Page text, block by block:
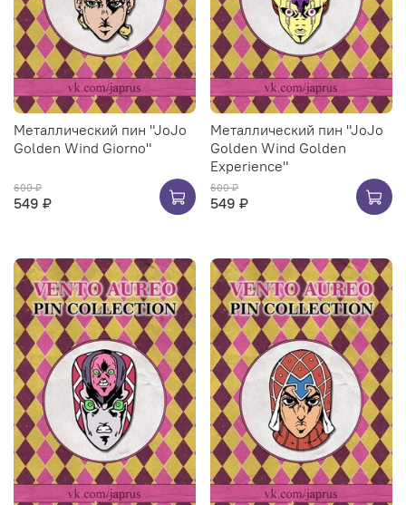
Металлический пин "JoJo
Golden Wind Giorno"
600 ₽
549 ₽
Металлический пин "JoJo
Golden Wind Golden
Experience"
600 ₽
549 ₽